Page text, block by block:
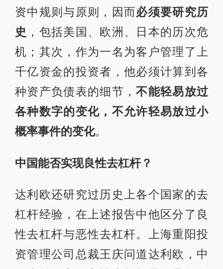
资中规则与原则，因而必须要研究历
史 ，包括美国、欧洲、日本的历次危
机；其次，作为一名为客户管理了上
千亿资金的投资者，他必须计算到各
种资产负债表的细节，不能轻易放过
各种数字的变化，不允许轻易放过小
概率事件的变化。
中国能否实现良性去杠杆？
达利欧还研究过历史上各个国家的去
杠杆经验，在上述报告中他区分了良
性去杠杆与恶性去杠杆。上海重阳投
资管理公司总裁王庆问道达利欧，中